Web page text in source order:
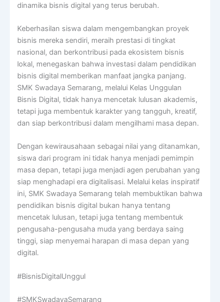
dinamika bisnis digital yang terus berubah.
Keberhasilan siswa dalam mengembangkan proyek
bisnis mereka sendiri, meraih prestasi di tingkat
nasional, dan berkontribusi pada ekosistem bisnis
lokal, menegaskan bahwa investasi dalam pendidikan
bisnis digital memberikan manfaat jangka panjang.
SMK Swadaya Semarang, melalui Kelas Unggulan
Bisnis Digital, tidak hanya mencetak lulusan akademis,
tetapi juga membentuk karakter yang tangguh, kreatif,
dan siap berkontribusi dalam mengilhami masa depan.
Dengan kewirausahaan sebagai nilai yang ditanamkan,
siswa dari program ini tidak hanya menjadi pemimpin
masa depan, tetapi juga menjadi agen perubahan yang
siap menghadapi era digitalisasi. Melalui kelas inspiratif
ini, SMK Swadaya Semarang telah membuktikan bahwa
pendidikan bisnis digital bukan hanya tentang
mencetak lulusan, tetapi juga tentang membentuk
pengusaha-pengusaha muda yang berdaya saing
tinggi, siap menyemai harapan di masa depan yang
digital.
#BisnisDigitalUnggul
#SMKSwadayaSemarang